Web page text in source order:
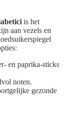
is het
aan vezels en
en paprika-sticks
noten.
gezonde